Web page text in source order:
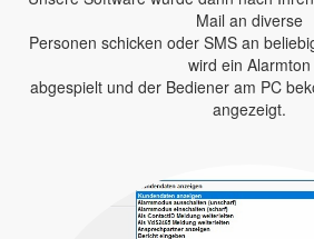
Mail an diverse
Personen schicken oder SMS an
wird ein Alarmton
abgespielt und der Bediener am PC
angezeigt.